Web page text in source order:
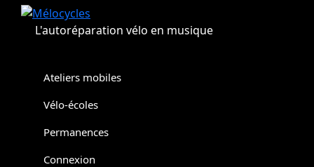
Passer
principale
Passer
L'autoréparation vélo en musique
Ateliers mobiles
Vélo-écoles
Permanences
Connexion